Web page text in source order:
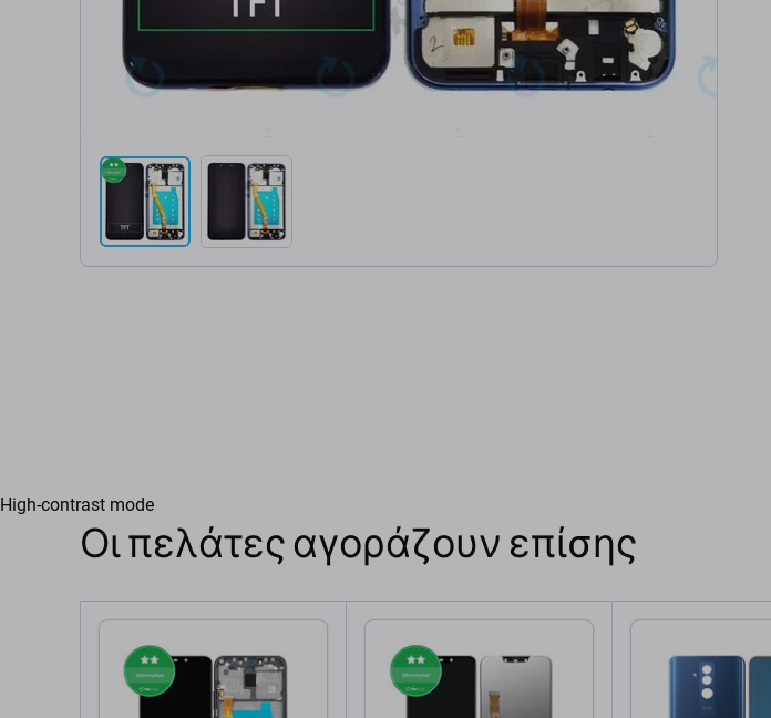
High-contrast mode
Οι πελάτες αγοράζουν επίσης